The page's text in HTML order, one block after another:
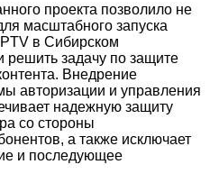
проекта позволило не
масштабного запуска
в Сибирском
решить задачу по защите
Внедрение
авторизации и управления
надежную защиту
со стороны
а также исключает
и последующее